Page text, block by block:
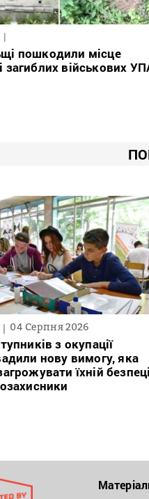
пошкодили місце
загиблих військових
04 Серпня 2026
з окупації
нову вимогу, яка
їхній безпеці